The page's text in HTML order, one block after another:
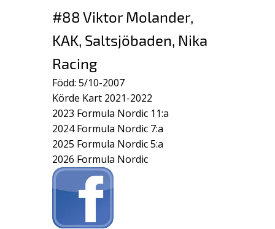
#88 Viktor Molander,
KAK, Saltsjöbaden, Nika
Racing
Född: 5/10-2007
Körde Kart 2021-2022
2023 Formula Nordic 11:a
2024 Formula Nordic 7:a
2025 Formula Nordic 5:a
2026 Formula Nordic